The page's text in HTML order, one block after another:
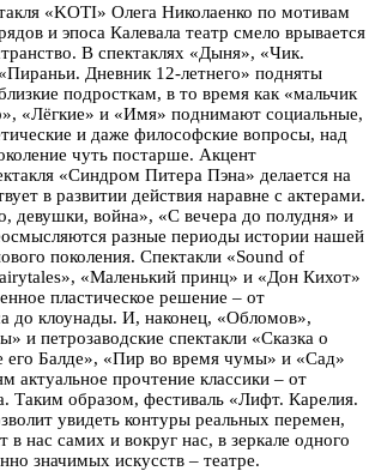
«KOTI» Олега Николаенко по мотивам
и эпоса Калевала театр смело врывается
В спектаклях «Дыня», «Чик.
Дневник 12-летнего» подняты
подросткам, в то время как «мальчик
«Лёгкие» и «Имя» поднимают социальные,
и даже философские вопросы, над
чуть постарше. Акцент
«Синдром Питера Пэна» делается на
в развитии действия наравне с актерами.
девушки, война», «С вечера до полудня» и
разные периоды истории нашей
поколения. Спектакли «Sound of
«Маленький принц» и «Дон Кихот»
пластическое решение – от
до клоунады. И, наконец, «Обломов»,
и петрозаводские спектакли «Сказка о
его Балде», «Пир во время чумы» и «Сад»
актуальное прочтение классики – от
Таким образом, фестиваль «Лифт. Карелия.
увидеть контуры реальных перемен,
в нас самих и вокруг нас, в зеркале одного
значимых искусств – театре.